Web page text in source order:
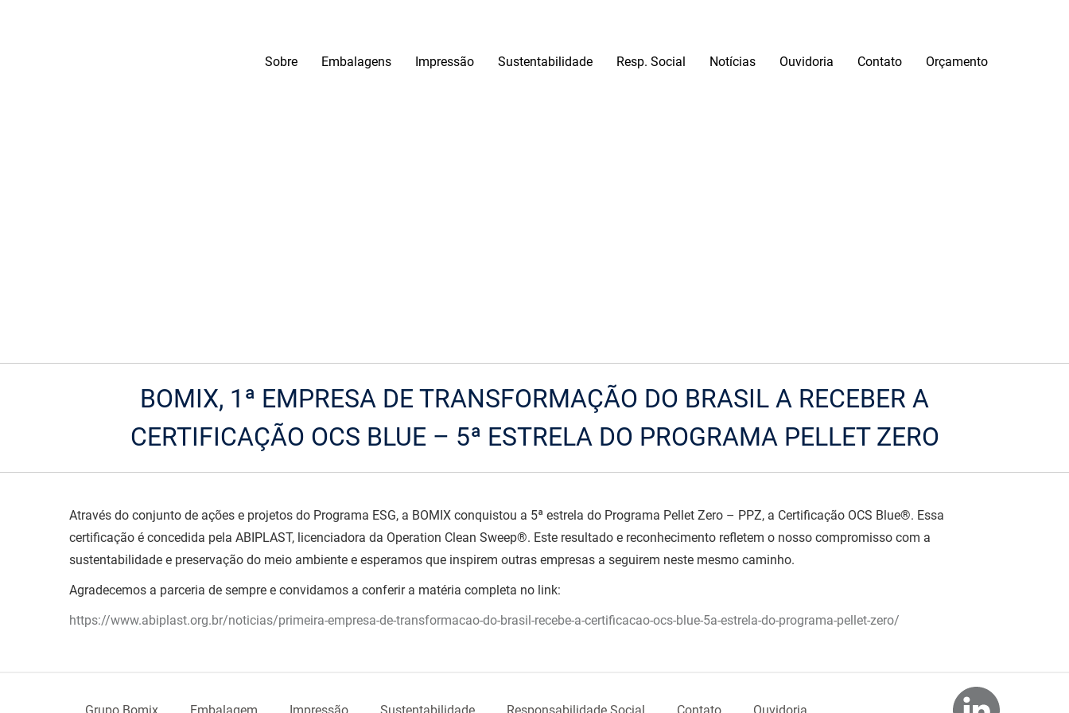
Sobre Embalagens Impressão Sustentabilidade Resp. Social Notícias Ouvidoria Contato Orçamento
BOMIX, 1ª EMPRESA DE TRANSFORMAÇÃO DO BRASIL A RECEBER A
CERTIFICAÇÃO OCS BLUE – 5ª ESTRELA DO PROGRAMA PELLET ZERO
Através do conjunto de ações e projetos do Programa ESG, a BOMIX conquistou a 5ª estrela do Programa Pellet Zero – PPZ, a Certificação OCS Blue®. Essa
certificação é concedida pela ABIPLAST, licenciadora da Operation Clean Sweep®. Este resultado e reconhecimento refletem o nosso compromisso com a
sustentabilidade e preservação do meio ambiente e esperamos que inspirem outras empresas a seguirem neste mesmo caminho.
Agradecemos a parceria de sempre e convidamos a conferir a matéria completa no link:
https://www.abiplast.org.br/noticias/primeira-empresa-de-transformacao-do-brasil-recebe-a-certificacao-ocs-blue-5a-estrela-do-programa-pellet-zero/